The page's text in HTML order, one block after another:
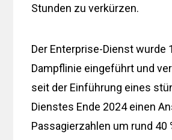
Stunden zu verkürzen.
Der Enterprise-Dienst wurde
Dampflinie eingeführt und
seit der Einführung eines
Dienstes Ende 2024 einen
Passagierzahlen um rund 40